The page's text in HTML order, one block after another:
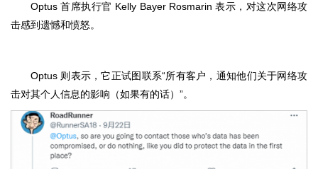
Optus 首席执行官 Kelly Bayer Rosmarin 表示，对这次网络攻
击感到遗憾和愤怒。
Optus 则表示，它正试图联系“所有客户，通知他们关于网络攻
击对其个人信息的影响（如果有的话）”。